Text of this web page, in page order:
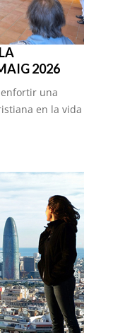
2026
una
en la vida